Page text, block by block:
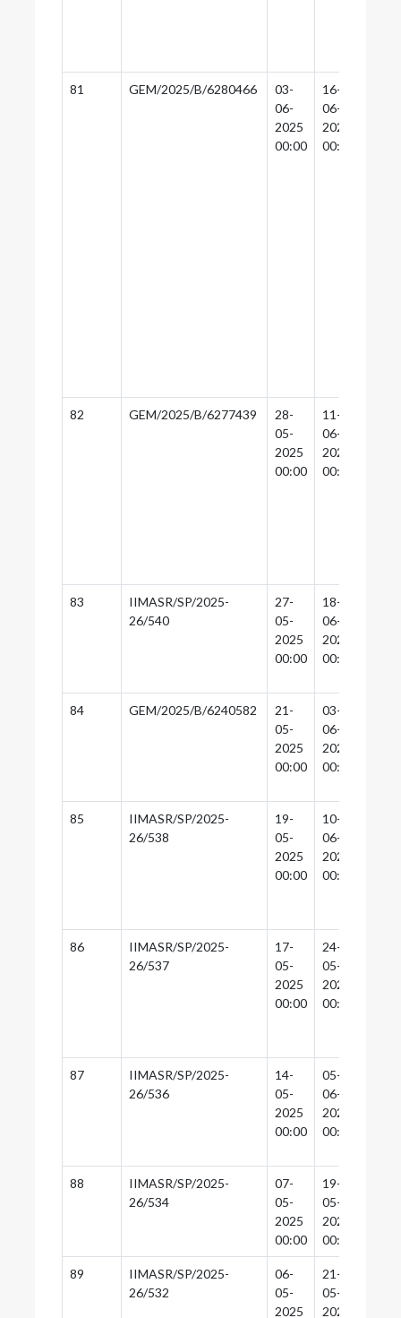
81 GEM/2025/B/6280466
03-
06-
2025
00:00
16-
06-
2025
00:00
82 GEM/2025/B/6277439
28-
05-
2025
00:00
11-
06-
2025
00:00
83
IIMASR/SP/2025-
26/540
27-
05-
2025
00:00
18-
06-
2025
00:00
84 GEM/2025/B/6240582
21-
05-
2025
00:00
03-
06-
2025
00:00
85
IIMASR/SP/2025-
26/538
19-
05-
2025
00:00
10-
06-
2025
00:00
86
IIMASR/SP/2025-
26/537
17-
05-
2025
00:00
24-
05-
2025
00:00
87
IIMASR/SP/2025-
26/536
14-
05-
2025
00:00
05-
06-
2025
00:00
88
IIMASR/SP/2025-
26/534
07-
05-
2025
00:00
19-
05-
2025
00:00
89
IIMASR/SP/2025-
26/532
06-
05-
2025
21-
05-
2025